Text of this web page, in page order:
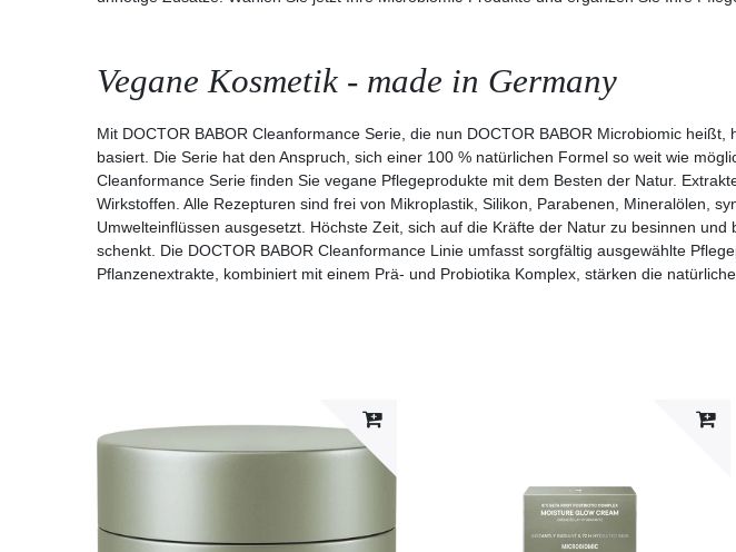
Vegane Kosmetik - made in Germany
Mit DOCTOR BABOR Cleanformance Serie, die nun DOCTOR BABOR Microbiomic
basiert. Die Serie hat den Anspruch, sich einer 100 % natürlichen Formel so weit wie
Cleanformance Serie finden Sie vegane Pflegeprodukte mit dem Besten der Natur.
Wirkstoffen. Alle Rezepturen sind frei von Mikroplastik, Silikon, Parabenen, Mineralölen,
Umwelteinflüssen ausgesetzt. Höchste Zeit, sich auf die Kräfte der Natur zu besinnen
schenkt. Die DOCTOR BABOR Cleanformance Linie umfasst sorgfältig ausgewählte
Pflanzenextrakte, kombiniert mit einem Prä- und Probiotika Komplex, stärken die